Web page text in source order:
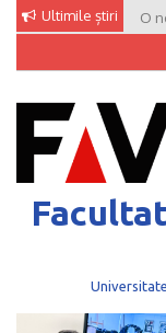
Skip
content
Ultimile știri O